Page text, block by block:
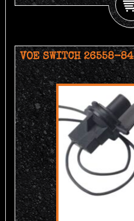
VOE SWITCH 26558-84